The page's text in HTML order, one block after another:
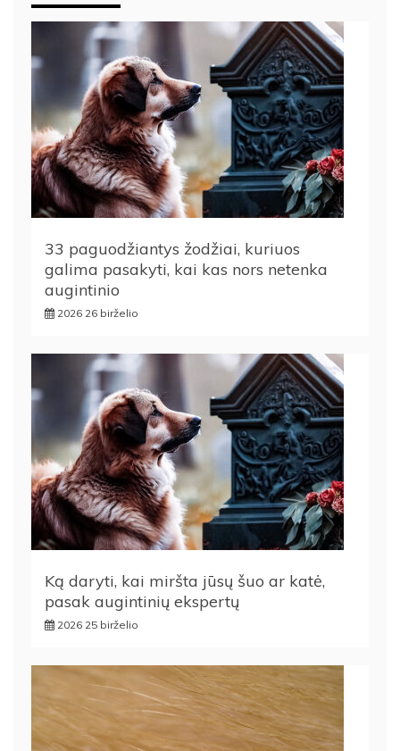
33 paguodžiantys žodžiai, kuriuos
galima pasakyti, kai kas nors netenka
augintinio
2026 26 birželio
Ką daryti, kai miršta jūsų šuo ar katė,
pasak augintinių ekspertų
2026 25 birželio